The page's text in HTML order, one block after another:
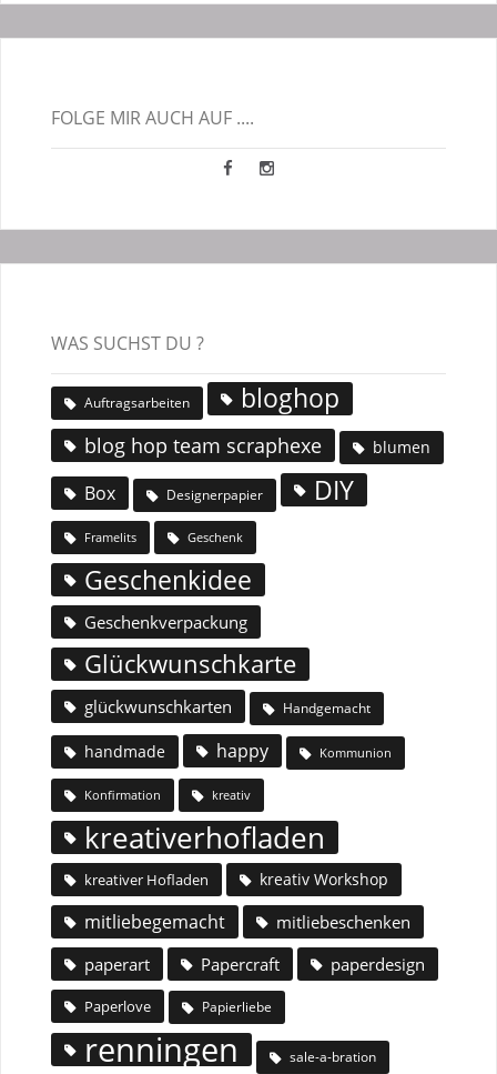
FOLGE MIR AUCH AUF ....
WAS SUCHST DU ?
Auftragsarbeiten bloghop
blog hop team scraphexe blumen
Box Designerpapier DIY
Framelits Geschenk
Geschenkidee
Geschenkverpackung
Glückwunschkarte
glückwunschkarten Handgemacht
handmade happy Kommunion
Konfirmation kreativ
kreativerhofladen
kreativer Hofladen kreativ Workshop
mitliebegemacht
mitliebeschenken
paperart
Papercraft paperdesign
Paperlove Papierliebe
renningen sale-a-bration